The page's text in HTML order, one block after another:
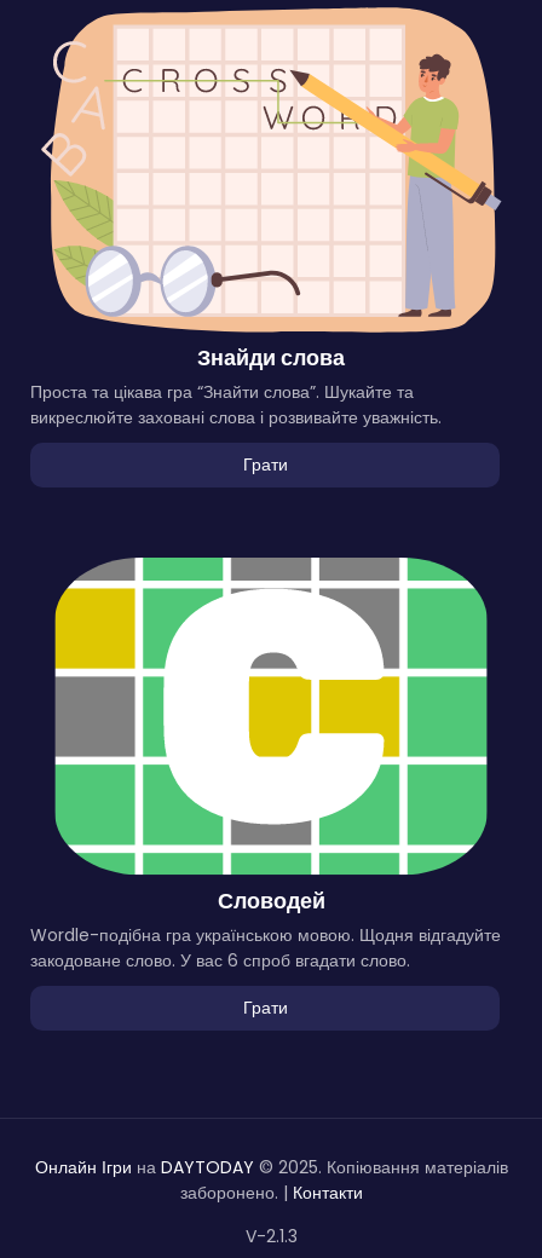
Знайди слова
Проста та цікава гра “Знайти слова”. Шукайте та
викреслюйте заховані слова і розвивайте уважність.
Грати
Словодей
Wordle-подібна гра українською мовою. Щодня відгадуйте
закодоване слово. У вас 6 спроб вгадати слово.
Грати
Онлайн Ігри на DAYTODAY © 2025. Копіювання матеріалів
заборонено. | Контакти
V-2.1.3